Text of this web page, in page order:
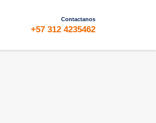
Contactanos
+57 312 4235462